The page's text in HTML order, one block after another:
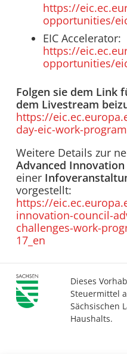
https://
opportunities/
EIC Accelerator:
https://
opportunities/
Folgen sie dem Link
dem Livestream
https://
day-eic-work-
Weitere Details zur
Advanced Innovation
einer
vorgestellt:
https://
innovation-council-
challenges-work-
17_en
Dieses
Steuermittel
Sächsischen
Haushalts.